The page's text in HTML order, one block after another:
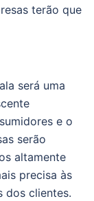
terão que
será uma
e o
serão
altamente
precisa às
dos clientes.